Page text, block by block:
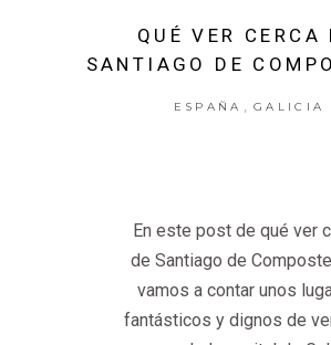
QUÉ VER CERCA
SANTIAGO DE
ESPAÑA GALICIA
En este post de qué ver
de Santiago de
vamos a contar unos
fantásticos y dignos de